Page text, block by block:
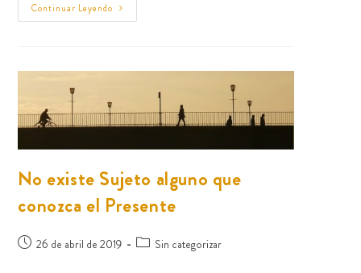
Continuar Leyendo
No existe Sujeto alguno que
conozca el Presente
26 de abril de 2019 Sin categorizar